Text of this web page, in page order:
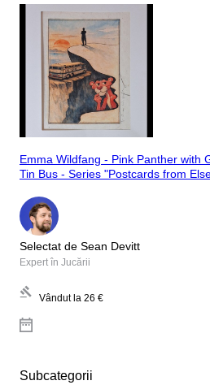
Emma Wildfang - Pink Panther with
Tin Bus - Series "Postcards from
Selectat de Sean Devitt
Expert în Jucării
Vândut la 26 €
Subcategorii